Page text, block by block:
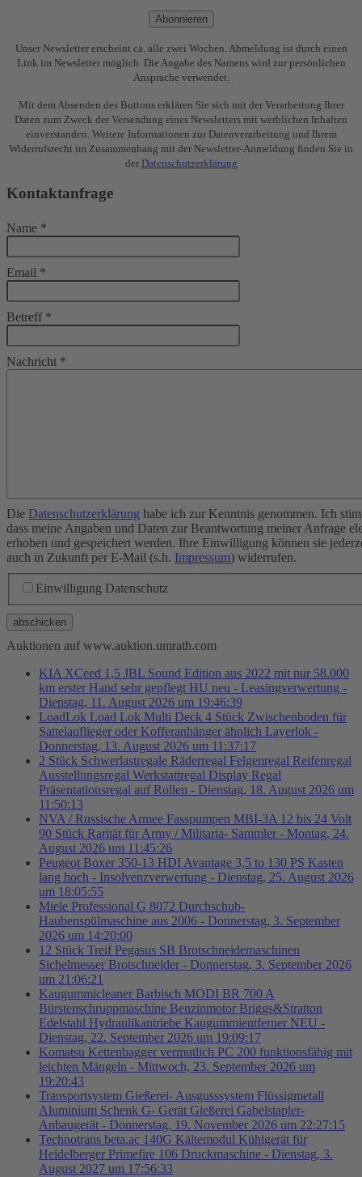
Abonnieren
Unser Newsletter erscheint ca. alle zwei Wochen. Abmeldung ist durch einen
Link im Newsletter möglich. Die Angabe des Namens wird zur persönlichen
Ansprache verwendet.
Mit dem Absenden des Buttons erklären Sie sich mit der Verarbeitung Ihrer
Daten zum Zweck der Versendung eines Newsletters mit werblichen Inhalten
einverstanden. Weitere Informationen zur Datenverarbeitung und Ihrem
Widerrufsrecht im Zusammenhang mit der Newsletter-Anmeldung finden Sie in
der Datenschutzerklärung
Kontaktanfrage
Name *
Email *
Betreff *
Nachricht *
Die Datenschutzerklärung habe ich zur Kenntnis genommen. Ich
dass meine Angaben und Daten zur Beantwortung meiner Anfrage
erhoben und gespeichert werden. Ihre Einwilligung können sie
auch in Zukunft per E-Mail (s.h. Impressum) widerrufen.
Einwilligung Datenschutz
abschicken
Auktionen auf www.auktion.umrath.com
KIA XCeed 1,5 JBL Sound Edition aus 2022 mit nur 58.000
km erster Hand sehr gepflegt HU neu - Leasingverwertung -
Dienstag, 11. August 2026 um 19:46:39
LoadLok Load Lok Multi Deck 4 Stück Zwischenboden für
Sattelauflieger oder Kofferanhänger ähnlich Layerlok -
Donnerstag, 13. August 2026 um 11:37:17
2 Stück Schwerlastregale Räderregal Felgenregal Reifenregal
Ausstellungsregal Werkstattregal Display Regal
Präsentationsregal auf Rollen - Dienstag, 18. August 2026 um
11:50:13
NVA / Russische Armee Fasspumpen MBI-3A 12 bis 24 Volt
90 Stück Rarität für Army / Militaria- Sammler - Montag, 24.
August 2026 um 11:45:26
Peugeot Boxer 350-13 HDI Avantage 3,5 to 130 PS Kasten
lang hoch - Insolvenzverwertung - Dienstag, 25. August 2026
um 18:05:55
Miele Professional G 8072 Durchschub-
Haubenspülmaschine aus 2006 - Donnerstag, 3. September
2026 um 14:20:00
12 Stück Treif Pegasus SB Brotschneidemaschinen
Sichelmesser Brotschneider - Donnerstag, 3. September 2026
um 21:06:21
Kaugummicleaner Barbisch MODI BR 700 A
Bürstenschruppmaschine Benzinmotor Briggs&Stratton
Edelstahl Hydraulikantriebe Kaugummientferner NEU -
Dienstag, 22. September 2026 um 19:09:17
Komatsu Kettenbagger vermutlich PC 200 funktionsfähig mit
leichten Mängeln - Mittwoch, 23. September 2026 um
19:20:43
Transportsystem Gießerei- Ausgusssystem Flüssigmetall
Aluminium Schenk G- Gerät Gießerei Gabelstapler-
Anbaugerät - Donnerstag, 19. November 2026 um 22:27:15
Technotrans beta.ac 140G Kältemodul Kühlgerät für
Heidelberger Primefire 106 Druckmaschine - Dienstag, 3.
August 2027 um 17:56:33